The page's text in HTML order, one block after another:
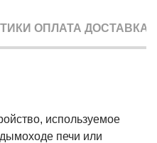
ОПЛАТА ДОСТАВКА
используемое
печи или